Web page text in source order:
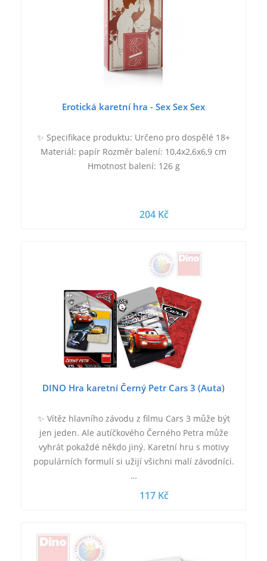
Erotická karetní hra - Sex Sex Sex
✨ Specifikace produktu: Určeno pro dospělé 18+
Materiál: papír Rozměr balení: 10,4x2,6x6,9 cm
Hmotnost balení: 126 g
204 Kč
DINO Hra karetní Černý Petr Cars 3 (Auta)
✨ Vítěz hlavního závodu z filmu Cars 3 může být
jen jeden. Ale autíčkového Černého Petra může
vyhrát pokaždé někdo jiný. Karetní hru s motivy
populárních formulí si užijí všichni malí závodníci.
…
117 Kč